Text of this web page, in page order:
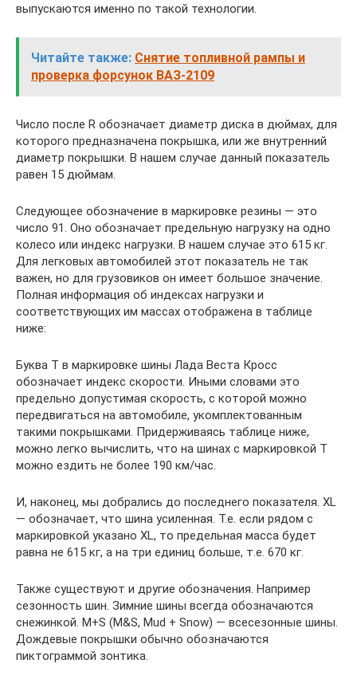
выпускаются именно по такой технологии.
Читайте также: Снятие топливной рампы и
проверка форсунок ВАЗ-2109
Число после R обозначает диаметр диска в дюймах, для
которого предназначена покрышка, или же внутренний
диаметр покрышки. В нашем случае данный показатель
равен 15 дюймам.
Следующее обозначение в маркировке резины — это
число 91. Оно обозначает предельную нагрузку на одно
колесо или индекс нагрузки. В нашем случае это 615 кг.
Для легковых автомобилей этот показатель не так
важен, но для грузовиков он имеет большое значение.
Полная информация об индексах нагрузки и
соответствующих им массах отображена в таблице
ниже:
Буква Т в маркировке шины Лада Веста Кросс
обозначает индекс скорости. Иными словами это
предельно допустимая скорость, с которой можно
передвигаться на автомобиле, укомплектованным
такими покрышками. Придерживаясь таблице ниже,
можно легко вычислить, что на шинах с маркировкой Т
можно ездить не более 190 км/час.
И, наконец, мы добрались до последнего показателя. XL
— обозначает, что шина усиленная. Т.е. если рядом с
маркировкой указано XL, то предельная масса будет
равна не 615 кг, а на три единиц больше, т.е. 670 кг.
Также существуют и другие обозначения. Например
сезонность шин. Зимние шины всегда обозначаются
снежинкой. M+S (M&S, Mud + Snow) — всесезонные шины.
Дождевые покрышки обычно обозначаются
пиктограммой зонтика.